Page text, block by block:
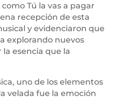
Tú la vas a pagar
recepción de esta
y evidenciaron que
explorando nuevos
esencia que la
uno de los elementos
velada fue la emoción